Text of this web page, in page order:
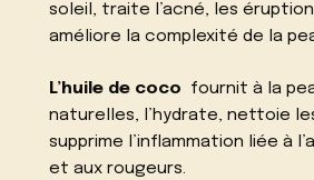
soleil, traite l’acné, les
améliore la complexité de la
L’huile de coco fournit à la
naturelles, l’hydrate, nettoie
supprime l’inflammation liée à
et aux rougeurs.